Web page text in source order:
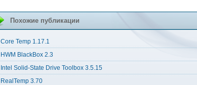
Похожие публикации
Core Temp 1.17.1
HWM BlackBox 2.3
Intel Solid-State Drive Toolbox 3.5.15
RealTemp 3.70